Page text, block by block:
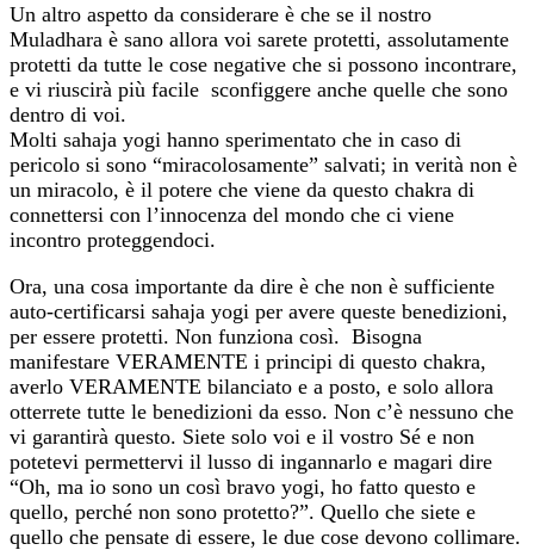
Un altro aspetto da considerare è che se il nostro
Muladhara è sano allora voi sarete protetti, assolutamente
protetti da tutte le cose negative che si possono incontrare,
e vi riuscirà più facile sconfiggere anche quelle che sono
dentro di voi.
Molti sahaja yogi hanno sperimentato che in caso di
pericolo si sono “miracolosamente” salvati; in verità non è
un miracolo, è il potere che viene da questo chakra di
connettersi con l’innocenza del mondo che ci viene
incontro proteggendoci.
Ora, una cosa importante da dire è che non è sufficiente
auto-certificarsi sahaja yogi per avere queste benedizioni,
per essere protetti. Non funziona così. Bisogna
manifestare VERAMENTE i principi di questo chakra,
averlo VERAMENTE bilanciato e a posto, e solo allora
otterrete tutte le benedizioni da esso. Non c’è nessuno che
vi garantirà questo. Siete solo voi e il vostro Sé e non
potetevi permettervi il lusso di ingannarlo e magari dire
“Oh, ma io sono un così bravo yogi, ho fatto questo e
quello, perché non sono protetto?”. Quello che siete e
quello che pensate di essere, le due cose devono collimare.